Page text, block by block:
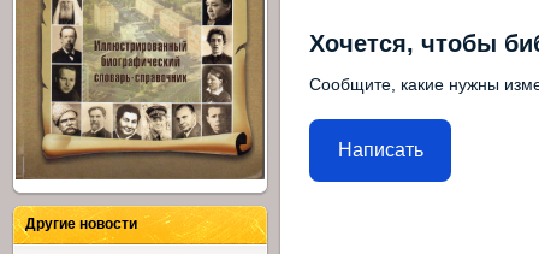
Хочется, чтобы
Сообщите, какие нужны
Написать
Другие новости